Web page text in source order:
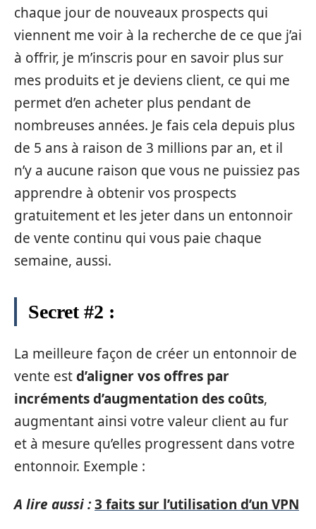
chaque jour de nouveaux prospects qui
viennent me voir à la recherche de ce que j’ai
à offrir, je m’inscris pour en savoir plus sur
mes produits et je deviens client, ce qui me
permet d’en acheter plus pendant de
nombreuses années. Je fais cela depuis plus
de 5 ans à raison de 3 millions par an, et il
n’y a aucune raison que vous ne puissiez pas
apprendre à obtenir vos prospects
gratuitement et les jeter dans un entonnoir
de vente continu qui vous paie chaque
semaine, aussi.
Secret #2 :
La meilleure façon de créer un entonnoir de
vente estd’aligner vos offres par
incréments d’augmentation des coûts,
augmentant ainsi votre valeur client au fur
et à mesure qu’elles progressent dans votre
entonnoir. Exemple :
A lire aussi :3 faits sur l’utilisation d’un VPN